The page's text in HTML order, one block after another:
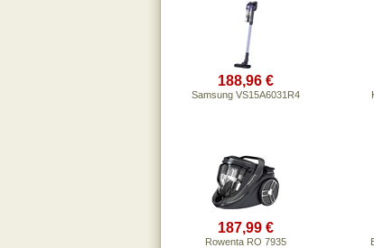
188,96 €
Samsung VS15A6031R4
187,99 €
Rowenta RO 7935